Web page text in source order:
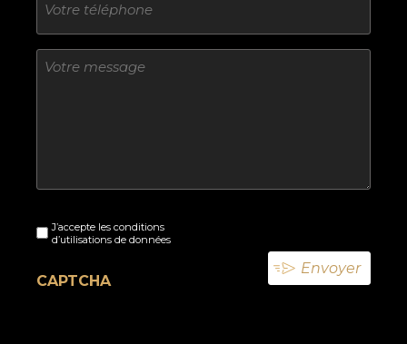
Sans
titre
titreJ’accepte les conditions
d’utilisations de données
CAPTCHA